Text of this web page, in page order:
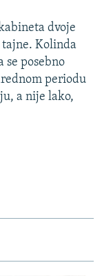
dvoje
Kolinda
se posebno
periodu
a nije lako,